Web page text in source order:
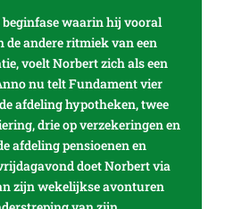
beginfase waarin hij vooral
de andere ritmiek van een
voelt Norbert zich als een
nu telt Fundament vier
afdeling hypotheken, twee
drie op verzekeringen en
afdeling pensioenen en
doet Norbert via
zijn wekelijkse avonturen